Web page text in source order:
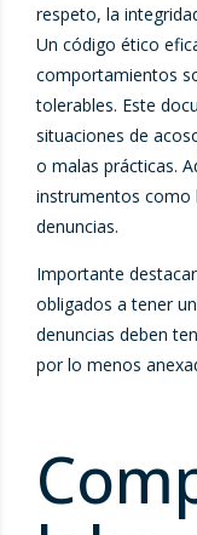
respeto, la
Un código ético
comportamientos
tolerables. Este
situaciones de
o malas prácticas.
instrumentos como
denuncias.
Importante
obligados a tener
denuncias deben
por lo menos